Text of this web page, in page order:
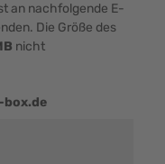
an nachfolgende E-
Die Größe des
nicht